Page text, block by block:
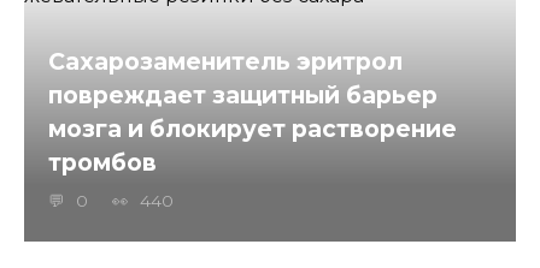
Сахарозаменитель эритрол
повреждает защитный барьер
мозга и блокирует растворение
тромбов
0 440